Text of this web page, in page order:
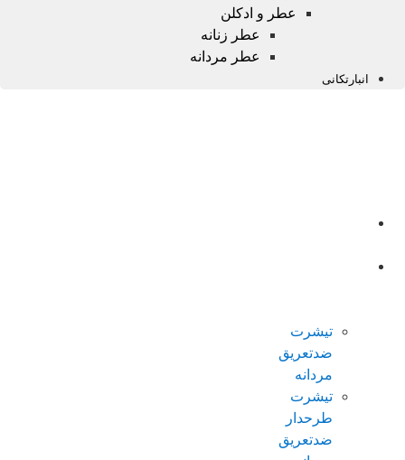
عطر و ادکلن
عطر زنانه
عطر مردانه
انبارتکانی
تیشرت
ضدتعریق
مردانه
تیشرت
طرحدار
ضدتعریق